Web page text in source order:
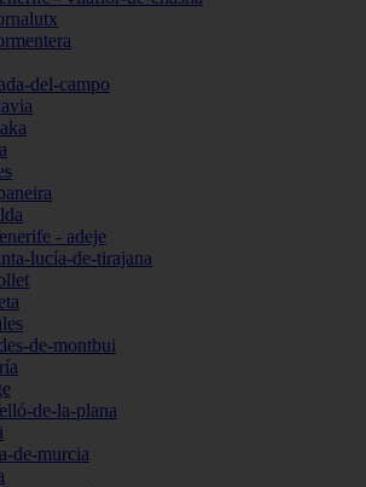
del-campo
- adeje
lucía-de-tirajana
de-montbui
de-la-plana
de-murcia